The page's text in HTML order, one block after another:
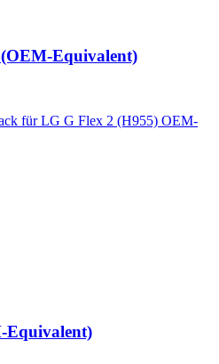
Equivalent)
für LG G Flex 2 (H955) OEM-
Equivalent)